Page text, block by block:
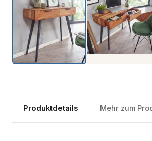
Produktdetails Mehr zum